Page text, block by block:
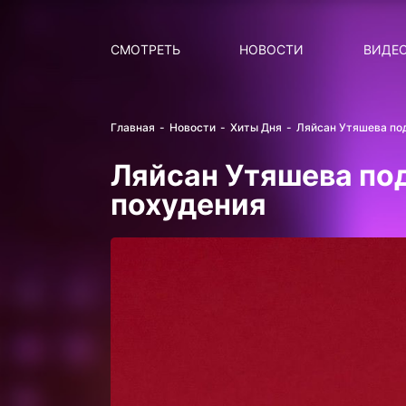
СМОТРЕТЬ НОВОСТИ
Главная Новости Хиты Дня Ляйсан Утяшева
Ляйсан Утяшева
похудения